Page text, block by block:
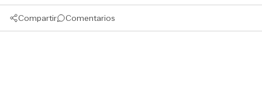
Compartir Comentarios